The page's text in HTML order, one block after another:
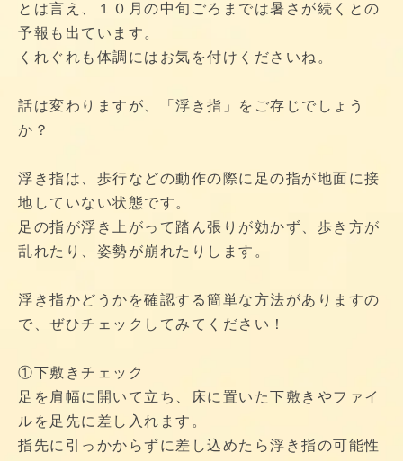
とは言え、１０月の中旬ごろまでは暑さが続くとの
予報も出ています。
くれぐれも体調にはお気を付けくださいね。
話は変わりますが、「浮き指」をご存じでしょう
か？
浮き指は、歩行などの動作の際に足の指が地面に接
地していない状態です。
足の指が浮き上がって踏ん張りが効かず、歩き方が
乱れたり、姿勢が崩れたりします。
浮き指かどうかを確認する簡単な方法がありますの
で、ぜひチェックしてみてください！
①下敷きチェック
足を肩幅に開いて立ち、床に置いた下敷きやファイ
ルを足先に差し入れます。
指先に引っかからずに差し込めたら浮き指の可能性